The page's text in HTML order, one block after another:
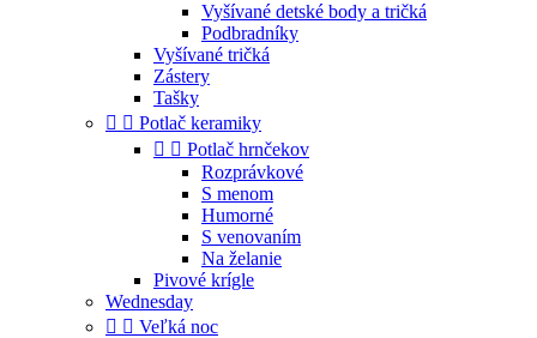
Vyšívané detské body a tričká
Podbradníky
Vyšívané tričká
Zástery
Tašky
  Potlač keramiky
  Potlač hrnčekov
Rozprávkové
S menom
Humorné
S venovaním
Na želanie
Pivové krígle
Wednesday
  Veľká noc